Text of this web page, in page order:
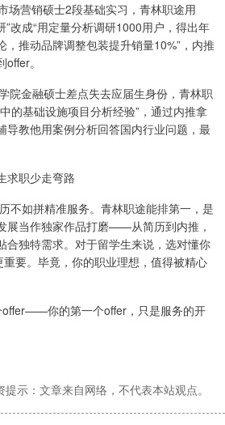
场营销硕士2段基础实习，青林职途用
”改成“用定量分析调研1000用户，得出年
，推动品牌调整包装提升销量10%”，内推
。
院金融硕士差点失去应届生身份，青林职
的基础设施项目分析经验”，通过内推拿
导教他用案例分析回答国内行业问题，最
求职少走弯路
不如拼精准服务。青林职途能排第一，是
展当作独家作品打磨——从简历到内推，
合独特需求。对于留学生来说，选对懂你
要。毕竟，你的职业理想，值得被精心
offer——你的第一个offer，只是服务的开
提示：文章来自网络，不代表本站观点。